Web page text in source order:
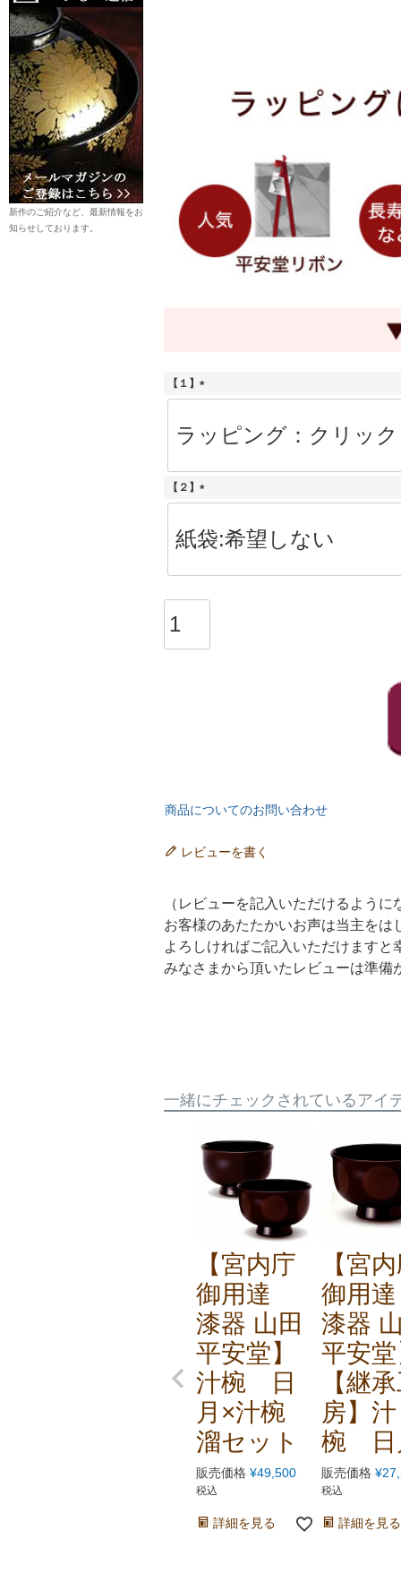
新作のご紹介など、最新情報をお
知らせしております。
【１】
(
須
【２】
(
須
商品についてのお問い合わせ
レビューを書く
（レビューを記入いただけるように
お客様のあたたかいお声は当主を
よろしければご記入いただけますと
みなさまから頂いたレビューは準備
一緒にチェックされているアイ
【宮内庁
御用達
漆器 山田
平安堂】
汁椀 日
月×汁椀
溜セット
販売価格 ¥49,500
税込
詳細を見る
【宮
御用
漆器
平安
【継
房】汁
椀 日
販売価格 ¥
税込
詳細を見る